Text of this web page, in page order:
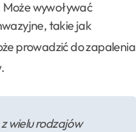
wywoływać
takie jak
prowadzić do zapalenia
.
wielu rodzajów